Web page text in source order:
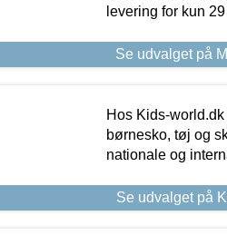
levering for kun
Se udvalget på
Hos Kids-
børnesko, tøj og
nationale og
Se udvalget på